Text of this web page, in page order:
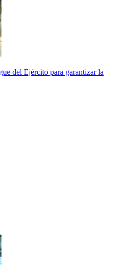
del Ejército para garantizar la